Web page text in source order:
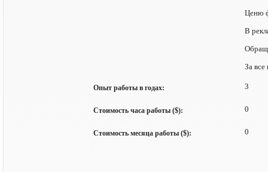
Ценю
В
За все
Опыт работы в годах: 3
Стоимость часа работы ($): 0
Стоимость месяца работы ($): 0